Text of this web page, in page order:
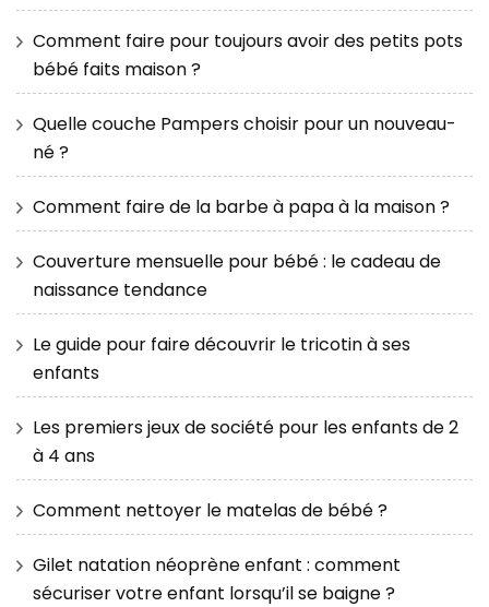
Comment faire pour toujours avoir des petits pots
bébé faits maison ?
Quelle couche Pampers choisir pour un nouveau-
né ?
Comment faire de la barbe à papa à la maison ?
Couverture mensuelle pour bébé : le cadeau de
naissance tendance
Le guide pour faire découvrir le tricotin à ses
enfants
Les premiers jeux de société pour les enfants de 2
à 4 ans
Comment nettoyer le matelas de bébé ?
Gilet natation néoprène enfant : comment
sécuriser votre enfant lorsqu’il se baigne ?